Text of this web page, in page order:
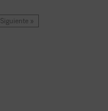
Siguiente »